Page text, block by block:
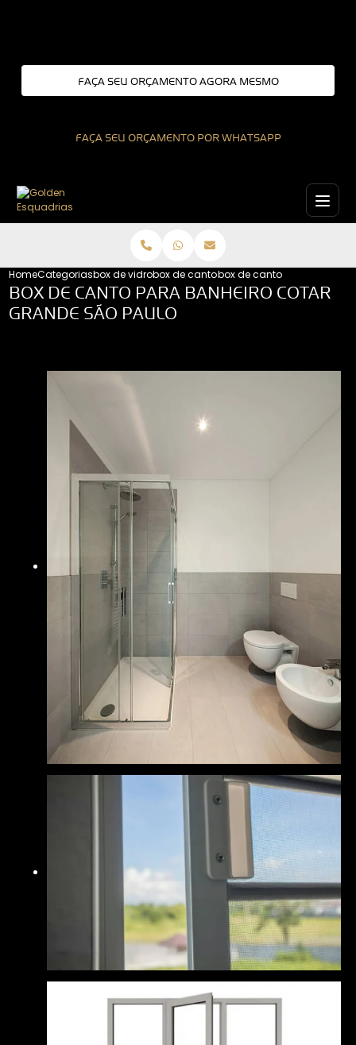
FAÇA SEU ORÇAMENTO AGORA MESMO
FAÇA SEU ORÇAMENTO POR WHATSAPP
HomeCategoriasbox de vidrobox de canto para banheiro
box de canto para
BOX DE CANTO PARA BANHEIRO COTAR
GRANDE SÃO PAULO